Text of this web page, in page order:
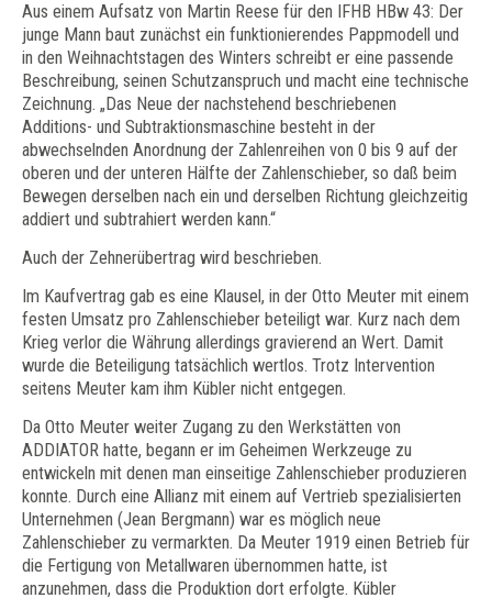
Aus einem Aufsatz von Martin Reese für den IFHB HBw 43: Der
junge Mann baut zunächst ein funktionierendes Pappmodell und
in den Weihnachtstagen des Winters schreibt er eine passende
Beschreibung, seinen Schutzanspruch und macht eine technische
Zeichnung. „Das Neue der nachstehend beschriebenen
Additions- und Subtraktionsmaschine besteht in der
abwechselnden Anordnung der Zahlenreihen von 0 bis 9 auf der
oberen und der unteren Hälfte der Zahlenschieber, so daß beim
Bewegen derselben nach ein und derselben Richtung gleichzeitig
addiert und subtrahiert werden kann.“
Auch der Zehnerübertrag wird beschrieben.
Im Kaufvertrag gab es eine Klausel, in der Otto Meuter mit einem
festen Umsatz pro Zahlenschieber beteiligt war. Kurz nach dem
Krieg verlor die Währung allerdings gravierend an Wert. Damit
wurde die Beteiligung tatsächlich wertlos. Trotz Intervention
seitens Meuter kam ihm Kübler nicht entgegen.
Da Otto Meuter weiter Zugang zu den Werkstätten von
ADDIATOR hatte, begann er im Geheimen Werkzeuge zu
entwickeln mit denen man einseitige Zahlenschieber produzieren
konnte. Durch eine Allianz mit einem auf Vertrieb spezialisierten
Unternehmen (Jean Bergmann) war es möglich neue
Zahlenschieber zu vermarkten. Da Meuter 1919 einen Betrieb für
die Fertigung von Metallwaren übernommen hatte, ist
anzunehmen, dass die Produktion dort erfolgte. Kübler